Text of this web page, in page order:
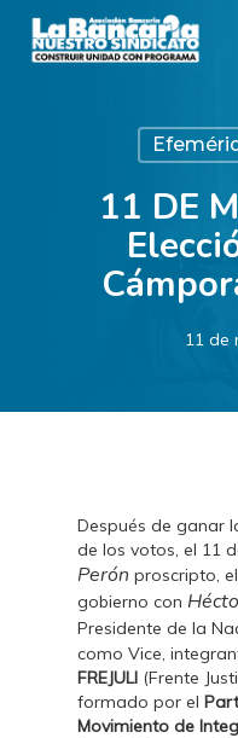
main
11 DE
11 de
Después de ganar
de los votos, el 11
Perón proscripto,
gobierno con
Presidente de la
como Vice,
FREJULI (Frente
formado por el
Movimiento de